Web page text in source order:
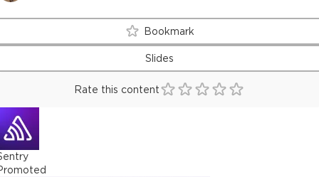
Bookmark
Slides
Rate this content